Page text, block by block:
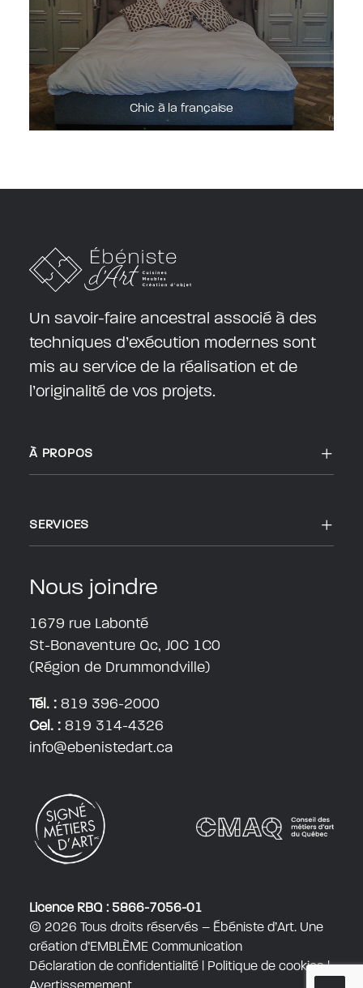
Chic à la française
Un savoir-faire ancestral associé à des
techniques d’exécution modernes sont
mis au service de la réalisation et de
l’originalité de vos projets.
À PROPOS
SERVICES
Nous joindre
1679 rue Labonté
St-Bonaventure Qc, J0C 1C0
(Région de Drummondville)
Tél. : 819 396-2000
Cel. : 819 314-4326
info@ebenistedart.ca
Licence RBQ : 5866-7056-01
© 2026 Tous droits réservés – Ébéniste d’Art. Une
création d’EMBLÈME Communication
Déclaration de confidentialité
Politique de cookies|